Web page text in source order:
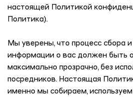
настоящей Политикой
Политика).
Мы уверены, что процесс сбора и
информации о вас должен быть
максимально прозрачно, без
посредников. Настоящая
именно мы собираем,